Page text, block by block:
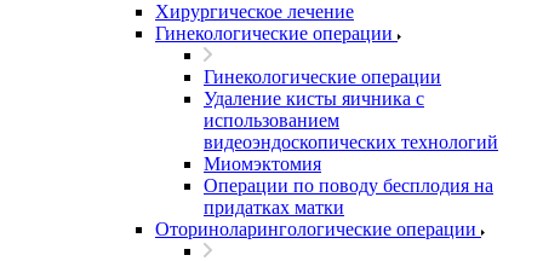
Хирургическое лечение
Гинекологические операции
Гинекологические операции
Удаление кисты яичника с
использованием
видеоэндоскопических технологий
Миомэктомия
Операции по поводу бесплодия на
придатках матки
Оториноларингологические операции